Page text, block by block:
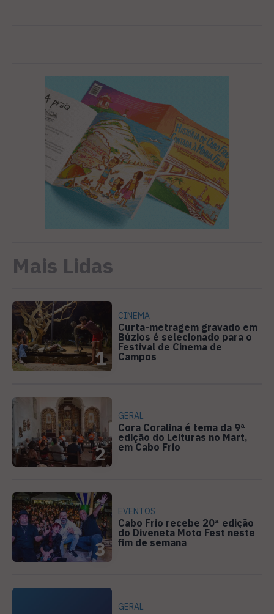
Mais Lidas
1
CINEMA
Curta-metragem gravado em
Búzios é selecionado para o
Festival de Cinema de
Campos
2
GERAL
Cora Coralina é tema da 9ª
edição do Leituras no Mart,
em Cabo Frio
3
EVENTOS
Cabo Frio recebe 20ª edição
do Diveneta Moto Fest neste
fim de semana
GERAL